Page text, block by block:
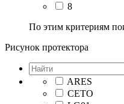
8
По этим критериям
Рисунок протектора
ARES
CETO